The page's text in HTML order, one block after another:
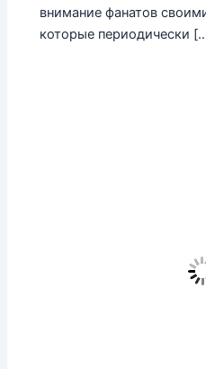
внимание фанатов
которые периодически